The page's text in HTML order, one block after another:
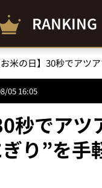
RANKING
05 16:05
秒でア
り”を手